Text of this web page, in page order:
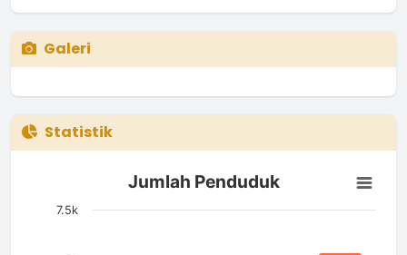
Galeri
Statistik
Jumlah Penduduk
Bar chart with 4 bars.
The chart has 1 X axis displaying categories.
Jumlah Penduduk
7.5k